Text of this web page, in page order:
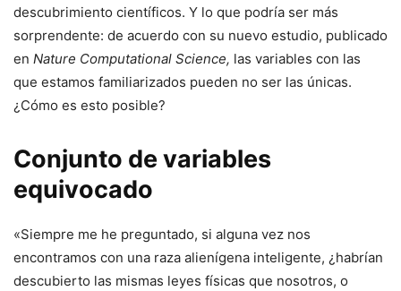
descubrimiento científicos. Y lo que podría ser más
sorprendente: de acuerdo con su nuevo estudio, publicado
en Nature Computational Science, las variables con las
que estamos familiarizados pueden no ser las únicas.
¿Cómo es esto posible?
Conjunto de variables
equivocado
«Siempre me he preguntado, si alguna vez nos
encontramos con una raza alienígena inteligente, ¿habrían
descubierto las mismas leyes físicas que nosotros, o